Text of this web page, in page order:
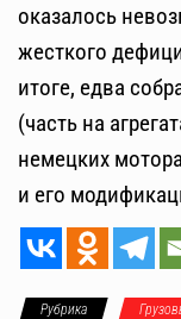
оказалось
жесткого
итоге, едва
(часть на
немецких
и его
Рубрика